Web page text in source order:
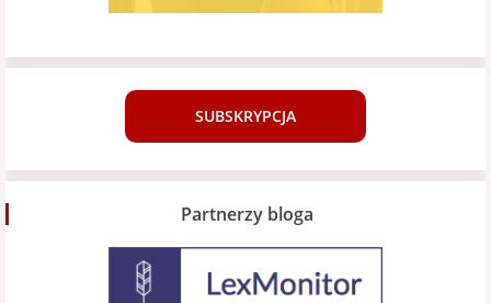
SUBSKRYPCJA
Partnerzy bloga